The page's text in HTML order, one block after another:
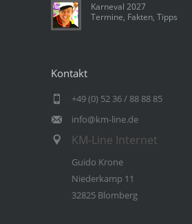
Karneval 2027
Termine, Fakten, Tipps
Kontakt
+49 (0) 52 36 / 88 88 85
info@km-line.de
KM-Line Internet
Guido Krone
Niederkamp 11
32825 Blomberg